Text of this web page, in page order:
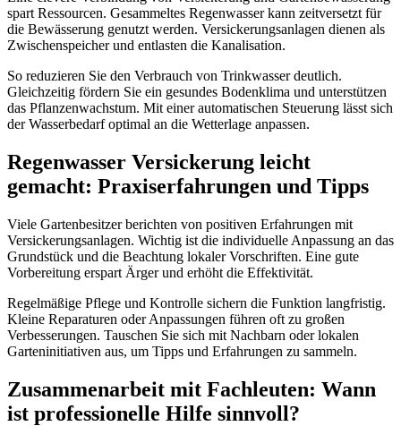
spart Ressourcen. Gesammeltes Regenwasser kann zeitversetzt für
die Bewässerung genutzt werden. Versickerungsanlagen dienen als
Zwischenspeicher und entlasten die Kanalisation.
So reduzieren Sie den Verbrauch von Trinkwasser deutlich.
Gleichzeitig fördern Sie ein gesundes Bodenklima und unterstützen
das Pflanzenwachstum. Mit einer automatischen Steuerung lässt sich
der Wasserbedarf optimal an die Wetterlage anpassen.
Regenwasser Versickerung leicht
gemacht: Praxiserfahrungen und Tipps
Viele Gartenbesitzer berichten von positiven Erfahrungen mit
Versickerungsanlagen. Wichtig ist die individuelle Anpassung an das
Grundstück und die Beachtung lokaler Vorschriften. Eine gute
Vorbereitung erspart Ärger und erhöht die Effektivität.
Regelmäßige Pflege und Kontrolle sichern die Funktion langfristig.
Kleine Reparaturen oder Anpassungen führen oft zu großen
Verbesserungen. Tauschen Sie sich mit Nachbarn oder lokalen
Garteninitiativen aus, um Tipps und Erfahrungen zu sammeln.
Zusammenarbeit mit Fachleuten: Wann
ist professionelle Hilfe sinnvoll?